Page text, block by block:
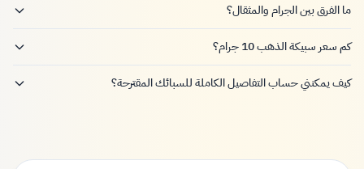
ما الفرق بين الجرام والمثقال؟
كم سعر سبيكة الذهب 10 جرام؟
كيف يمكنني حساب التفاصيل الكاملة للسبائك المقترحة؟